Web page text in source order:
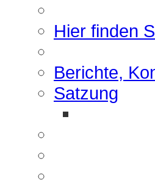
Hier finden
Berichte,
Satzung